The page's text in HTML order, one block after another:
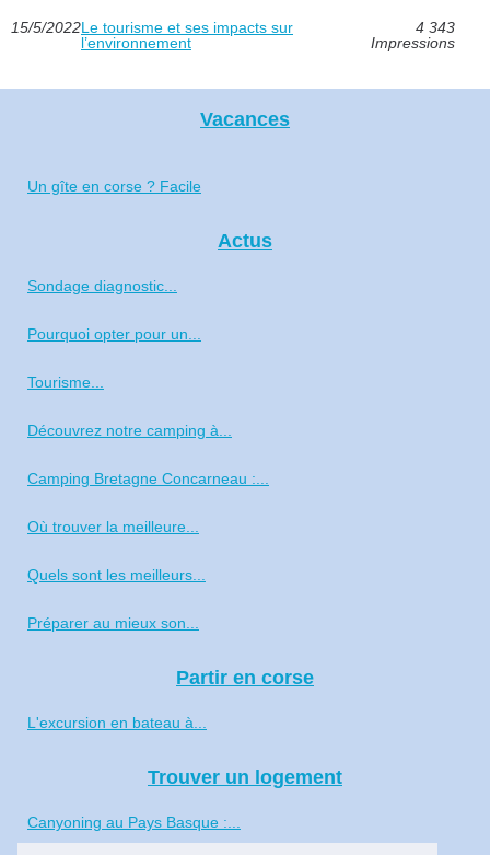
15/5/2022Le tourisme et ses impacts sur
l’environnement
4 343
Impressions
Vacances
Un gîte en corse ? Facile
Actus
Sondage diagnostic...
Pourquoi opter pour un...
Tourisme...
Découvrez notre camping à...
Camping Bretagne Concarneau :...
Où trouver la meilleure...
Quels sont les meilleurs...
Préparer au mieux son...
Partir en corse
L'excursion en bateau à...
Trouver un logement
Canyoning au Pays Basque :...